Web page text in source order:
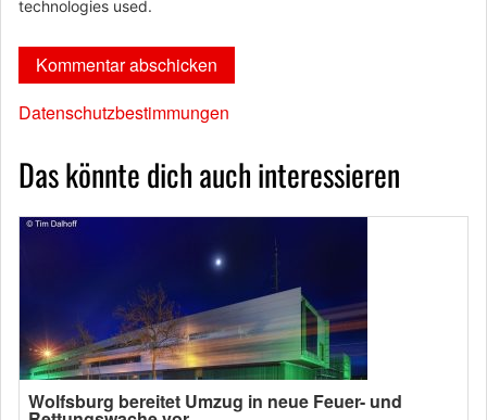
technologies used.
Datenschutzbestimmungen
Das könnte dich auch interessieren
Wolfsburg bereitet Umzug in neue Feuer- und